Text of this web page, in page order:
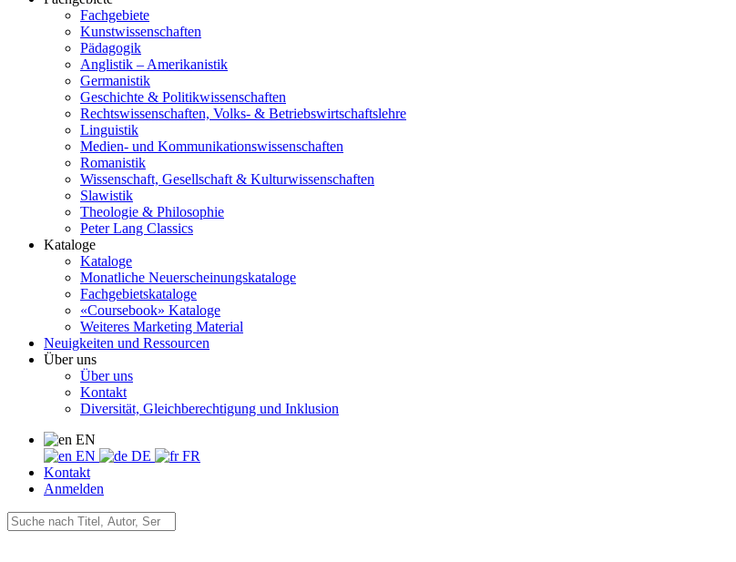
Fachgebiete
Kunstwissenschaften
Pädagogik
Anglistik – Amerikanistik
Germanistik
Geschichte & Politikwissenschaften
Rechtswissenschaften, Volks- & Betriebswirtschaftslehre
Linguistik
Medien- und Kommunikationswissenschaften
Romanistik
Wissenschaft, Gesellschaft & Kulturwissenschaften
Slawistik
Theologie & Philosophie
Peter Lang Classics
Kataloge
Kataloge
Monatliche Neuerscheinungskataloge
Fachgebietskataloge
«Coursebook» Kataloge
Weiteres Marketing Material
Neuigkeiten und Ressourcen
Über uns
Über uns
Kontakt
Diversität, Gleichberechtigung und Inklusion
EN
EN
DE
FR
Kontakt
Anmelden